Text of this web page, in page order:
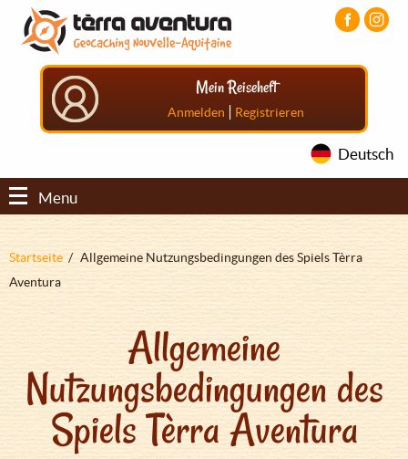
Direkt
zum
Inhalt
Aller
menu
principal
Aller
pied
Mein Reiseheft
Anmelden | Registrieren
Deutsch
Menu
Pfadnavigation
Startseite
Allgemeine Nutzungsbedingungen des Spiels Tèrra
Aventura
Allgemeine
Nutzungsbedingungen des
Spiels Tèrra Aventura